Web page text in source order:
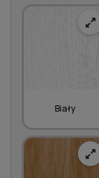
Biały